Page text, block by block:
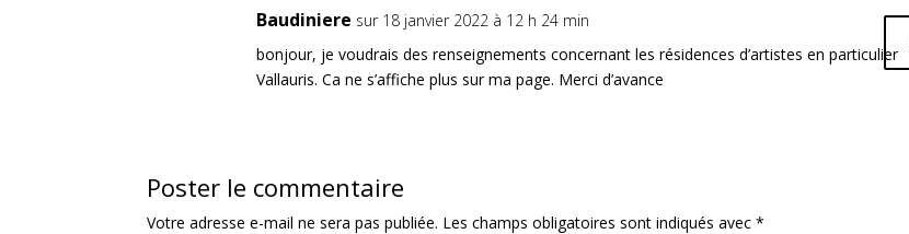
Baudiniere sur 18 janvier 2022 à 12 h 24 min
bonjour, je voudrais des renseignements concernant les résidences d’artistes en particulier
Vallauris. Ca ne s’affiche plus sur ma page. Merci d’avance
Poster le commentaire
Votre adresse e-mail ne sera pas publiée. Les champs obligatoires sont indiqués avec*